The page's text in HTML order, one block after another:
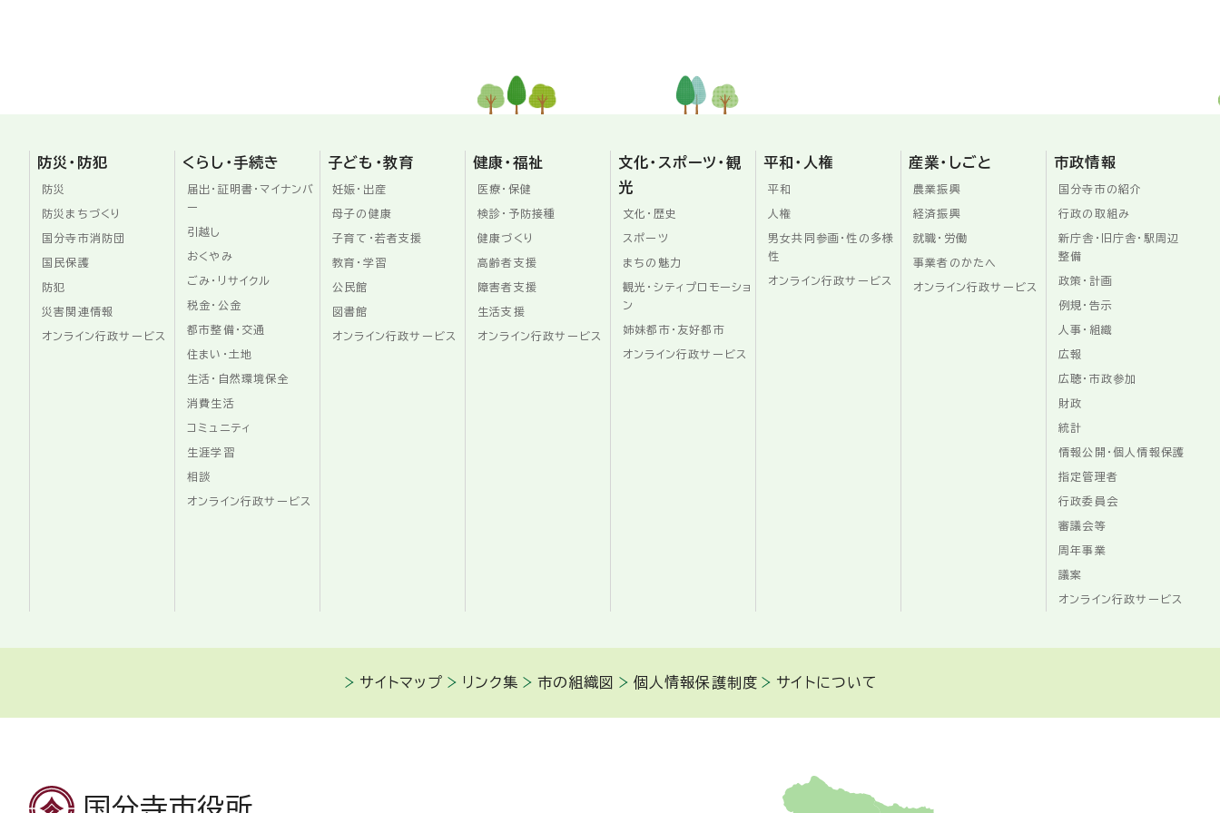
防災・防犯
防災
防災まちづくり
国分寺市消防団
国民保護
防犯
災害関連情報
オンライン行政サービス
くらし・手続き
届出・証明書・マイナンバ
ー
引越し
おくやみ
ごみ・リサイクル
税金・公金
都市整備・交通
住まい・土地
生活・自然環境保全
消費生活
コミュニティ
生涯学習
相談
オンライン行政サービス
子ども・教育
妊娠・出産
母子の健康
子育て・若者支援
教育・学習
公民館
図書館
オンライン行政サービス
健康・福祉
医療・保健
検診・予防接種
健康づくり
高齢者支援
障害者支援
生活支援
オンライン行政サービス
文化・スポーツ・観
光
文化・歴史
スポーツ
まちの魅力
観光・シティプロモーショ
ン
姉妹都市・友好都市
オンライン行政サービス
平和・人権
平和
人権
男女共同参画・性の多様
性
オンライン行政サービス
産業・しごと
農業振興
経済振興
就職・労働
事業者のかたへ
オンライン行政サービス
市政情報
国分寺市の紹介
行政の取組み
新庁舎・旧庁舎・駅周辺
整備
政策・計画
例規・告示
人事・組織
広報
広聴・市政参加
財政
統計
情報公開・個人情報保護
指定管理者
行政委員会
審議会等
周年事業
議案
オンライン行政サービス
サイトマップ リンク集 市の組織図 個人情報保護制度 サイトについて